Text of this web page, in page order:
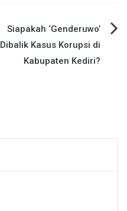
Siapakah ‘Genderuwo’
Dibalik Kasus Korupsi di
Kabupaten Kediri?